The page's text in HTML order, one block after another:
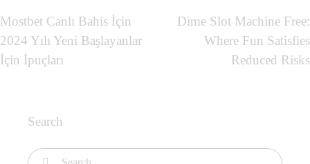
Mostbet Canlı Bahis İçin
2024 Yılı Yeni Başlayanlar
İçin İpuçları
Dime Slot Machine Free:
Where Fun Satisfies
Reduced Risks
Search